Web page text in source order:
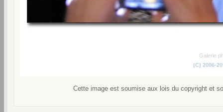
Galerie
(C) 2006-
Cette image est soumise aux lois du copyright et